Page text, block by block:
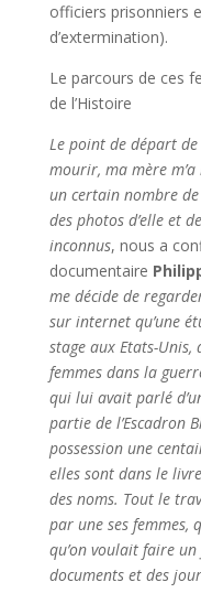
officiers prisonniers
d’extermination).
Le parcours de ces
de l’Histoire
Le point de départ
mourir, ma mère
un certain nombre
des photos d’elle et
inconnus, nous a
documentaire
me décide de
sur internet qu’une
stage aux Etats-
femmes dans la
qui lui avait parlé
partie de l’Escadron
possession une
elles sont dans le
des noms. Tout le
par une ses femmes,
qu’on voulait faire
documents et des